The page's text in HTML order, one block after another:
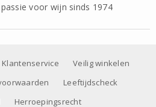
voor wijn sinds 1974
Klantenservice
Veilig winkelen
Leeftijdscheck
Herroepingsrecht